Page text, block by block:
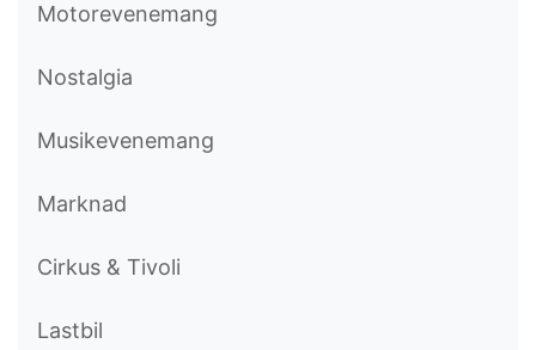
Motorevenemang
Nostalgia
Musikevenemang
Marknad
Cirkus & Tivoli
Lastbil